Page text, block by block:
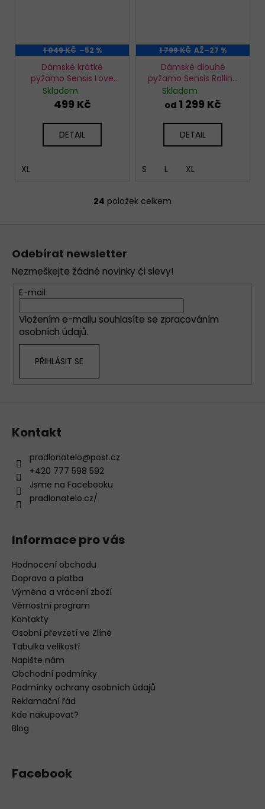
1 049 KČ –52 %
Dámské krátké
pyžamo Sensis Love
Whipster
Skladem
499 Kč
DETAIL
XL
1 799 KČ AŽ–27 %
Dámské dlouhé
pyžamo Sensis Rolling
In Love
Skladem
od 1 299 Kč
DETAIL
S L XL
O
a
í
p
r
24 položek celkem
Odebírat newsletter
Nezmeškejte žádné novinky či slevy!
E-mail
Vložením e-mailu souhlasíte se zpracováním
osobních údajů.
PŘIHLÁSIT SE
Kontakt
pradlonatelo@post.cz
+420 777 598 592
Jsme na Facebooku
pradlonatelo.cz/
Informace pro vás
Hodnocení obchodu
Doprava a platba
Výměna a vrácení zboží
Věrnostní program
Kontakty
Osobní převzetí ve Zlíně
Tabulka velikostí
Napište nám
Obchodní podmínky
Podmínky ochrany osobních údajů
Reklamační řád
Kde nakupovat?
Blog
Facebook